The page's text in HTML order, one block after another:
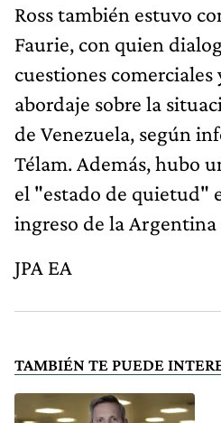
Ross también estuvo
Faurie, con quien
cuestiones comerciales
abordaje sobre la
de Venezuela, según
Télam. Además, hubo
el "estado de quietud"
ingreso de la Argentina
JPA EA
TAMBIÉN TE PUEDE